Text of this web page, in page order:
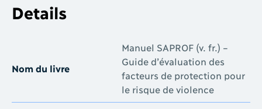
Details
Nom du livre
Manuel SAPROF (v. fr.) –
Guide d’évaluation des
facteurs de protection pour
le risque de violence